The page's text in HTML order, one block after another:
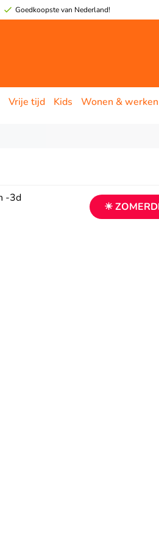
Goedkoopste van Nederland!
Vrije tijd Kids Wonen & werken
☀